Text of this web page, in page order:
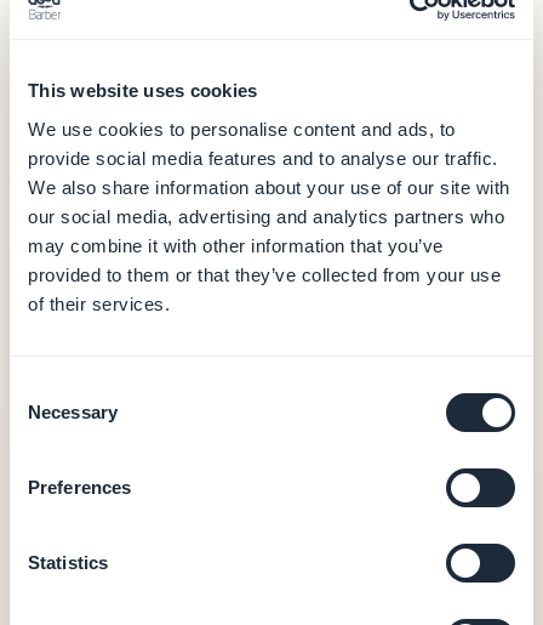
This website uses cookies
We use cookies to personalise content and ads, to
provide social media features and to analyse our traffic.
We also share information about your use of our site with
our social media, advertising and analytics partners who
may combine it with other information that you’ve
provided to them or that they’ve collected from your use
of their services.
Selection
Necessary
Preferences
Statistics
GoodBarber— från 340 kr/mån
340 kr/mån (årlig fakturering)
Hosting och databas (data i Europa)
CMS och back-office
Push-notiser (10 000/månad)
Integrerad analys
Nativa iOS- + Android-appar — från 620
Nativ iOS- + Android-output (Swift + Kotlin)
Användarautentisering, lojalitet, bokning